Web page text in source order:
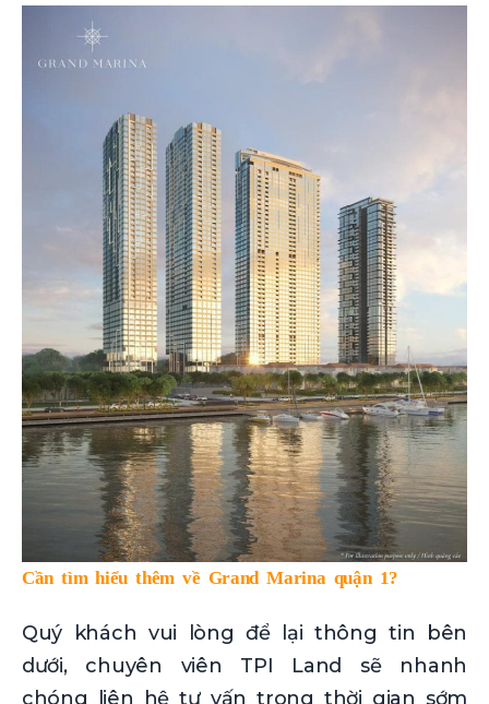
Cần tìm hiểu thêm về Grand Marina quận 1?
Quý khách vui lòng để lại thông tin bên
dưới, chuyên viên TPI Land sẽ nhanh
chóng liên hệ tư vấn trong thời gian sớm